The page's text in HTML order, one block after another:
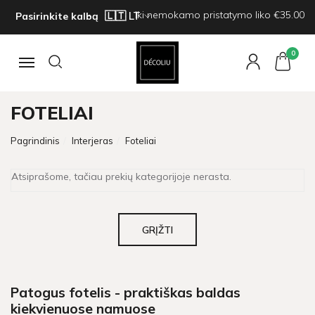
Pasirinkite kalbą Iki nemokamo pristatymo liko €35.00
Navigacija
0
FOTELIAI
Pagrindinis Interjeras Foteliai
Atsiprašome, tačiau prekių kategorijoje nerasta.
GRĮŽTI
Patogus fotelis - praktiškas baldas
kiekvienuose namuose